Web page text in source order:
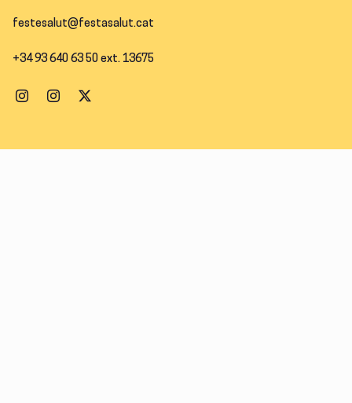
festesalut@festasalut.cat
+34 93 640 63 50 ext. 13675